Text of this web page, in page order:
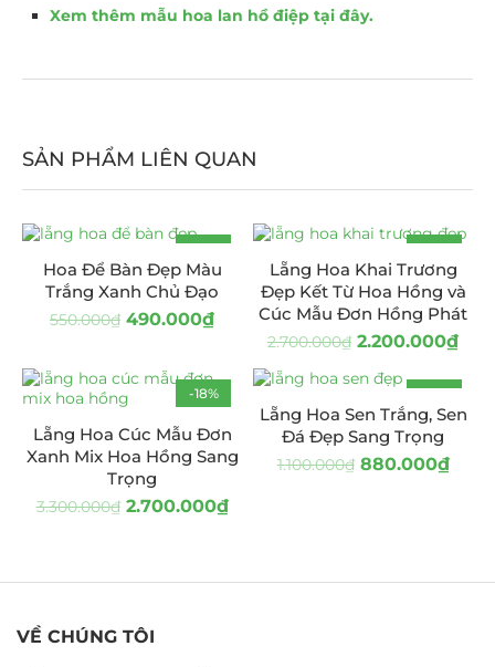
Xem thêm mẫu hoa lan hồ điệp tại đây.
SẢN PHẨM LIÊN QUAN
-11%
Hoa Để Bàn Đẹp Màu
Trắng Xanh Chủ Đạo
550.000₫ 490.000₫
-19%
Lẵng Hoa Khai Trương
Đẹp Kết Từ Hoa Hồng và
Cúc Mẫu Đơn Hồng Phát
2.700.000₫ 2.200.000₫
-18%
Lẵng Hoa Cúc Mẫu Đơn
Xanh Mix Hoa Hồng Sang
Trọng
3.300.000₫ 2.700.000₫
-20%
Lẵng Hoa Sen Trắng, Sen
Đá Đẹp Sang Trọng
1.100.000₫ 880.000₫
VỀ CHÚNG TÔI